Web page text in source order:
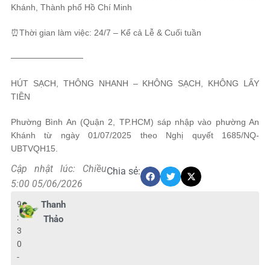
Khánh, Thành phố Hồ Chí Minh
⏰Thời gian làm việc: 24/7 – Kể cả Lễ & Cuối tuần
────────────
HÚT SẠCH, THÔNG NHANH – KHÔNG SẠCH, KHÔNG LẤY
TIỀN
Phường Bình An (Quận 2, TP.HCM) sáp nhập vào phường An
Khánh từ ngày 01/07/2025 theo Nghị quyết 1685/NQ-
UBTVQH15.
Cập nhật lúc: Chiều
5:00 05/06/2026
Chia sẻ:
Thanh
Thảo
9
:
3
0
-